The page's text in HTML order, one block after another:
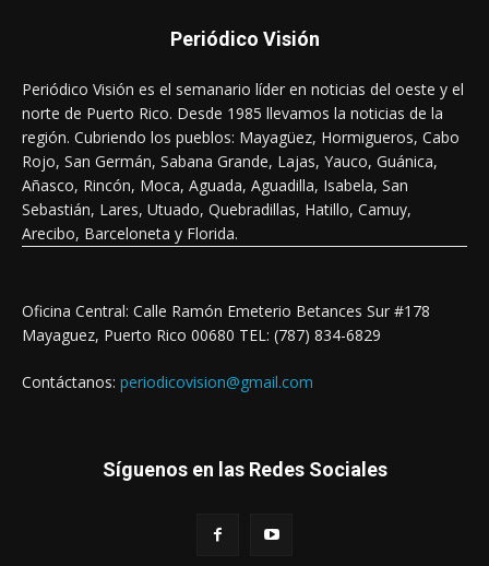
Periódico Visión
Periódico Visión es el semanario líder en noticias del oeste y el
norte de Puerto Rico. Desde 1985 llevamos la noticias de la
región. Cubriendo los pueblos: Mayagüez, Hormigueros, Cabo
Rojo, San Germán, Sabana Grande, Lajas, Yauco, Guánica,
Añasco, Rincón, Moca, Aguada, Aguadilla, Isabela, San
Sebastián, Lares, Utuado, Quebradillas, Hatillo, Camuy,
Arecibo, Barceloneta y Florida.
Oficina Central: Calle Ramón Emeterio Betances Sur #178
Mayaguez, Puerto Rico 00680 TEL: (787) 834-6829
Contáctanos: periodicovision@gmail.com
Síguenos en las Redes Sociales